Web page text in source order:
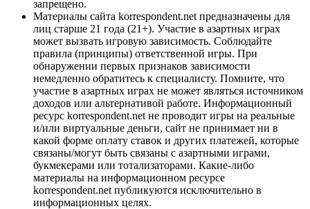
запрещено.
Материалы сайта korrespondent.net предназначены для
лиц старше 21 года (21+). Участие в азартных играх
может вызвать игровую зависимость. Соблюдайте
правила (принципы) ответственной игры. При
обнаружении первых признаков зависимости
немедленно обратитесь к специалисту. Помните, что
участие в азартных играх не может являться источником
доходов или альтернативой работе. Информационный
ресурс korrespondent.net не проводит игры на реальные
и/или виртуальные деньги, сайт не принимает ни в
какой форме оплату ставок и других платежей, которые
связаны/могут быть связаны с азартными играми,
букмекерами или тотализаторами. Какие-либо
материалы на информационном ресурсе
korrespondent.net публикуются исключительно в
информационных целях.